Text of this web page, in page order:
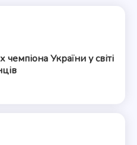
України у світі